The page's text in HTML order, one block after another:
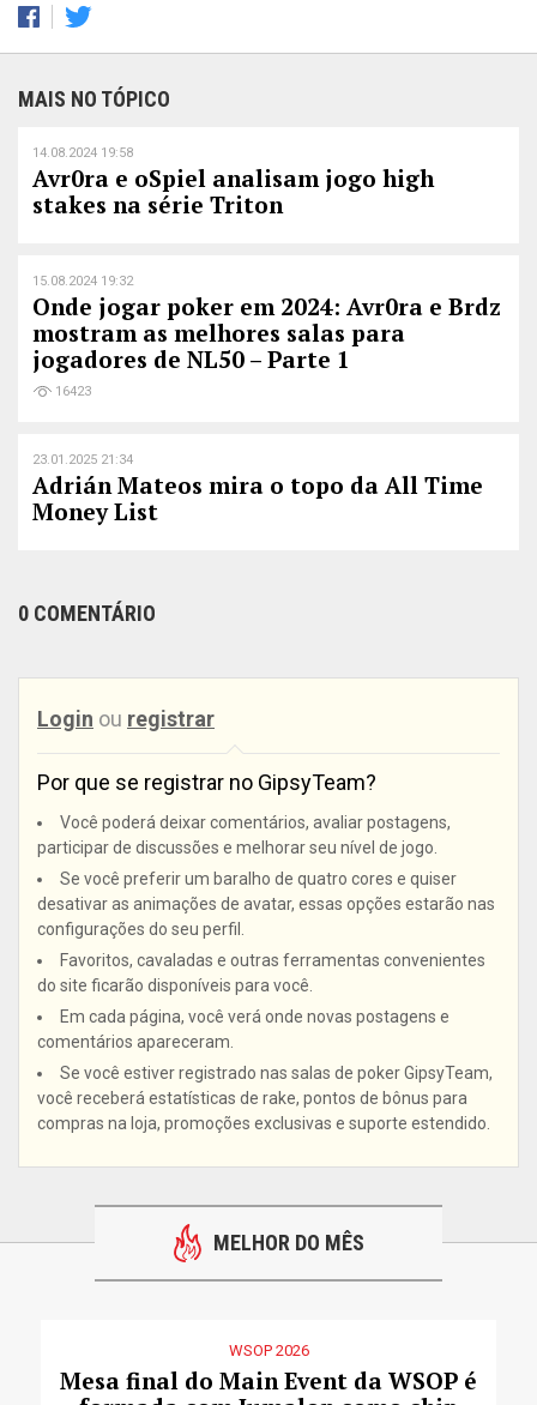
MAIS NO TÓPICO
14.08.2024 19:58
Avr0ra e oSpiel analisam jogo high
stakes na série Triton
15.08.2024 19:32
Onde jogar poker em 2024: Avr0ra e Brdz
mostram as melhores salas para
jogadores de NL50 – Parte 1
16423
23.01.2025 21:34
Adrián Mateos mira o topo da All Time
Money List
0 COMENTÁRIO
Login ou registrar
Por que se registrar no GipsyTeam?
Você poderá deixar comentários, avaliar postagens,
participar de discussões e melhorar seu nível de jogo.
Se você preferir um baralho de quatro cores e quiser
desativar as animações de avatar, essas opções estarão nas
configurações do seu perfil.
Favoritos, cavaladas e outras ferramentas convenientes
do site ficarão disponíveis para você.
Em cada página, você verá onde novas postagens e
comentários apareceram.
Se você estiver registrado nas salas de poker GipsyTeam,
você receberá estatísticas de rake, pontos de bônus para
compras na loja, promoções exclusivas e suporte estendido.
MELHOR DO MÊS
WSOP 2026
Mesa final do Main Event da WSOP é